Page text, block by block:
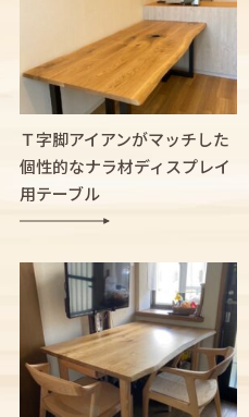
Ｔ字脚アイアンがマッチした
個性的なナラ材ディスプレイ
用テーブル